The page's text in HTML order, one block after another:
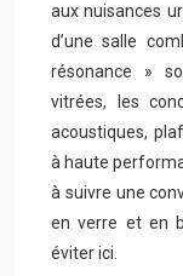
aux nuisances
d’une salle
résonance »
vitrées, les
acoustiques,
à haute
à suivre une
en verre et en
éviter ici.